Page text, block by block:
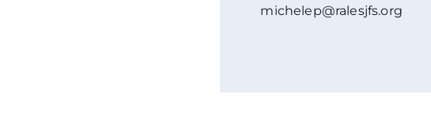
michelep@ralesjfs.org